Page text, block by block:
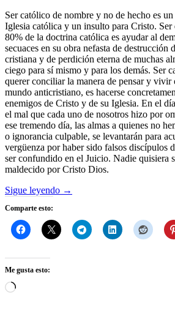
Ser católico de nombre y no de hecho es
Iglesia católica y un insulto para Cristo.
80% de la doctrina católica es ayudar al
secuaces en su obra nefasta de destrucción
cristiana y de perdición eterna de muchas
ciego para sí mismo y para los demás. Ser
querer conciliar la manera de pensar y vivir
mundo anticristiano, es hacerse
enemigos de Cristo y de su Iglesia. En el
el mal que cada uno de nosotros hizo por
ese tremendo día, las almas a quienes no
o ignorancia culpable, se levantarán para
vergüenza por haber sido falsos discípulos
ser confundido en el Juicio. Nadie quisiera
maldecido por Cristo Dios.
Sigue leyendo →
Comparte esto:
Me gusta esto:
Cargando...